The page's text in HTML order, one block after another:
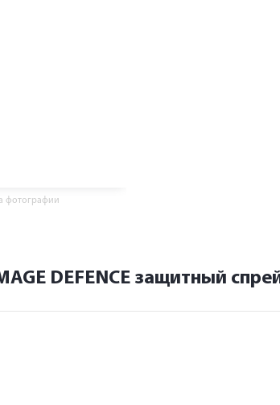
фотографии
DEFENCE защитный